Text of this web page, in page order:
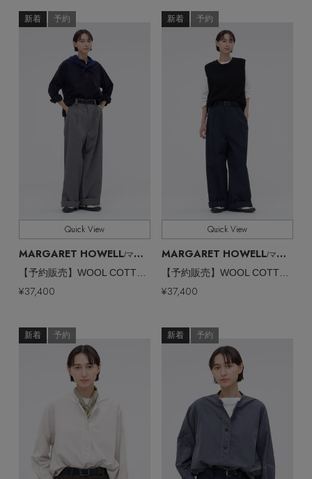
新着 予約
Quick View
MARGARET HOWELL/マーガレット・ハウエル
【予約販売】WOOL COTTON TWILL TROUSERS
¥37,400
新着 予約
Quick View
MARGARET HOWELL/マーガレット・ハウエル
【予約販売】WOOL COTTON TWILL TROUSERS
¥37,400
新着 予約 新着 予約